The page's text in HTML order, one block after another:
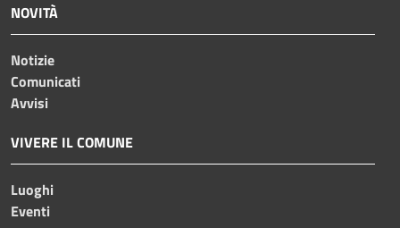
NOVITÀ
Notizie
Comunicati
Avvisi
VIVERE IL COMUNE
Luoghi
Eventi